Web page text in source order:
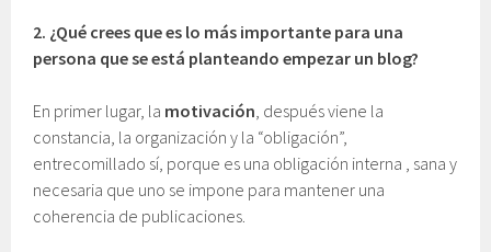
2. ¿Qué crees que es lo más importante para una
persona que se está planteando empezar un blog?
En primer lugar, la motivación , después viene la
constancia, la organización y la “obligación”,
entrecomillado sí, porque es una obligación interna , sana y
necesaria que uno se impone para mantener una
coherencia de publicaciones.